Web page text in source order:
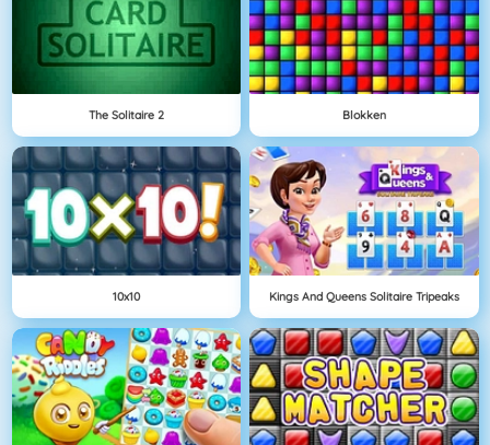
The Solitaire 2 Blokken
10x10 Kings And Queens Solitaire Tripeaks